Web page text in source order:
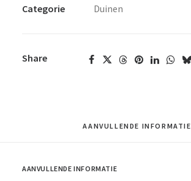
Categorie
Duinen
Share
AANVULLENDE INFORMATIE
AANVULLENDE INFORMATIE